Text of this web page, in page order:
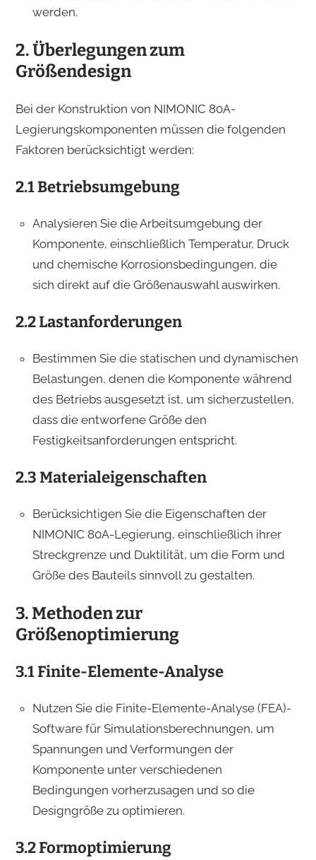
werden.
2. Überlegungen zum
Größendesign
Bei der Konstruktion von NIMONIC 80A-
Legierungskomponenten müssen die folgenden
Faktoren berücksichtigt werden:
2.1 Betriebsumgebung
Analysieren Sie die Arbeitsumgebung der
Komponente, einschließlich Temperatur, Druck
und chemische Korrosionsbedingungen, die
sich direkt auf die Größenauswahl auswirken.
2.2 Lastanforderungen
Bestimmen Sie die statischen und dynamischen
Belastungen, denen die Komponente während
des Betriebs ausgesetzt ist, um sicherzustellen,
dass die entworfene Größe den
Festigkeitsanforderungen entspricht.
2.3 Materialeigenschaften
Berücksichtigen Sie die Eigenschaften der
NIMONIC 80A-Legierung, einschließlich ihrer
Streckgrenze und Duktilität, um die Form und
Größe des Bauteils sinnvoll zu gestalten.
3. Methoden zur
Größenoptimierung
3.1 Finite-Elemente-Analyse
Nutzen Sie die Finite-Elemente-Analyse (FEA)-
Software für Simulationsberechnungen, um
Spannungen und Verformungen der
Komponente unter verschiedenen
Bedingungen vorherzusagen und so die
Designgröße zu optimieren.
3.2 Formoptimierung